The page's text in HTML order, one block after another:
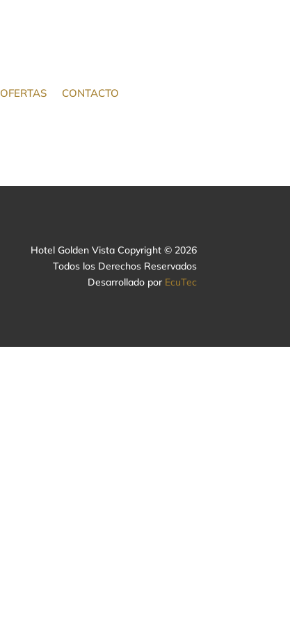
OFERTAS CONTACTO
Hotel Golden Vista Copyright © 2026
Todos los Derechos Reservados
Desarrollado por EcuTec